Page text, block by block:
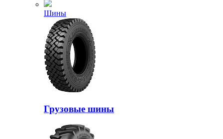
Шины
Грузовые шины